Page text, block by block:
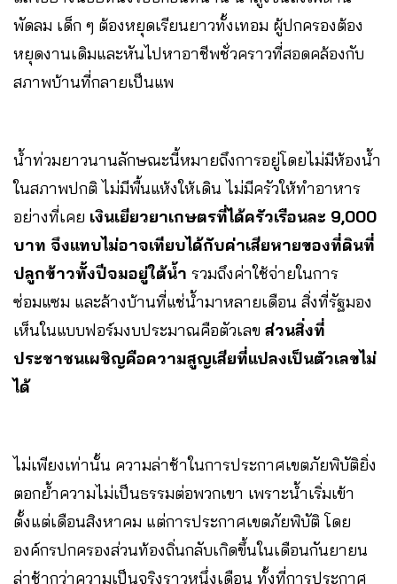
พัดลม เด็ก ๆ ต้องหยุดเรียนยาวทั้งเทอม ผู้ปกครองต้อง
หยุดงานเดิมและหันไปหาอาชีพชั่วคราวที่สอดคล้องกับ
สภาพบ้านที่กลายเป็นแพ
น้ำท่วมยาวนานลักษณะนี้หมายถึงการอยู่โดยไม่มีห้องน้ำ
ในสภาพปกติ ไม่มีพื้นแห้งให้เดิน ไม่มีครัวให้ทำอาหาร
อย่างที่เคย เงินเยียวยาเกษตรที่ได้ครัวเรือนละ 9,000
บาท จึงแทบไม่อาจเทียบได้กับค่าเสียหายของที่ดินที่
ปลูกข้าวทั้งปีจมอยู่ใต้น้ำ รวมถึงค่าใช้จ่ายในการ
ซ่อมแซม และล้างบ้านที่แช่น้ำมาหลายเดือน สิ่งที่รัฐมอง
เห็นในแบบฟอร์มงบประมาณคือตัวเลข ส่วนสิ่งที่
ประชาชนเผชิญคือความสูญเสียที่แปลงเป็นตัวเลขไม่
ได้
ไม่เพียงเท่านั้น ความล่าช้าในการประกาศเขตภัยพิบัติยิ่ง
ตอกย้ำความไม่เป็นธรรมต่อพวกเขา เพราะน้ำเริ่มเข้า
ตั้งแต่เดือนสิงหาคม แต่การประกาศเขตภัยพิบัติ โดย
องค์กรปกครองส่วนท้องถิ่นกลับเกิดขึ้นในเดือนกันยายน
ล่าช้ากว่าความเป็นจริงราวหนึ่งเดือน ทั้งที่การประกาศ